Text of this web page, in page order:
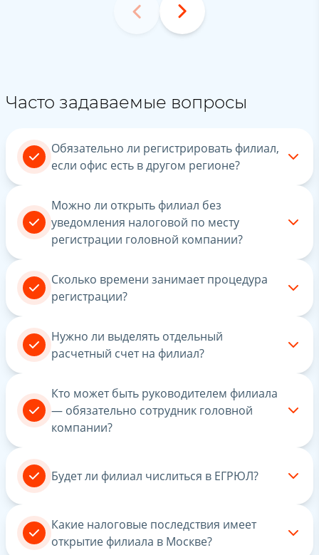
Часто задаваемые вопросы
Обязательно ли регистрировать филиал,
если офис есть в другом регионе?
Можно ли открыть филиал без
уведомления налоговой по месту
регистрации головной компании?
Сколько времени занимает процедура
регистрации?
Нужно ли выделять отдельный
расчетный счет на филиал?
Кто может быть руководителем филиала
— обязательно сотрудник головной
компании?
Будет ли филиал числиться в ЕГРЮЛ?
Какие налоговые последствия имеет
открытие филиала в Москве?